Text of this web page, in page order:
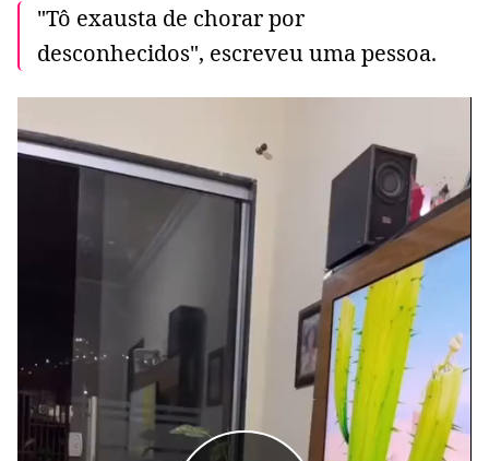
"Tô exausta de chorar por
desconhecidos", escreveu uma pessoa.